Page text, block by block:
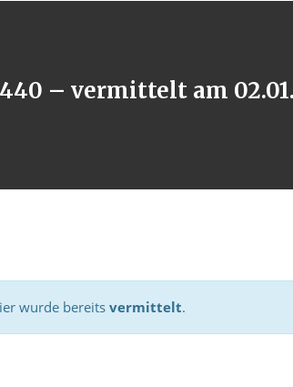
– vermittelt am
wurde bereits vermittelt.